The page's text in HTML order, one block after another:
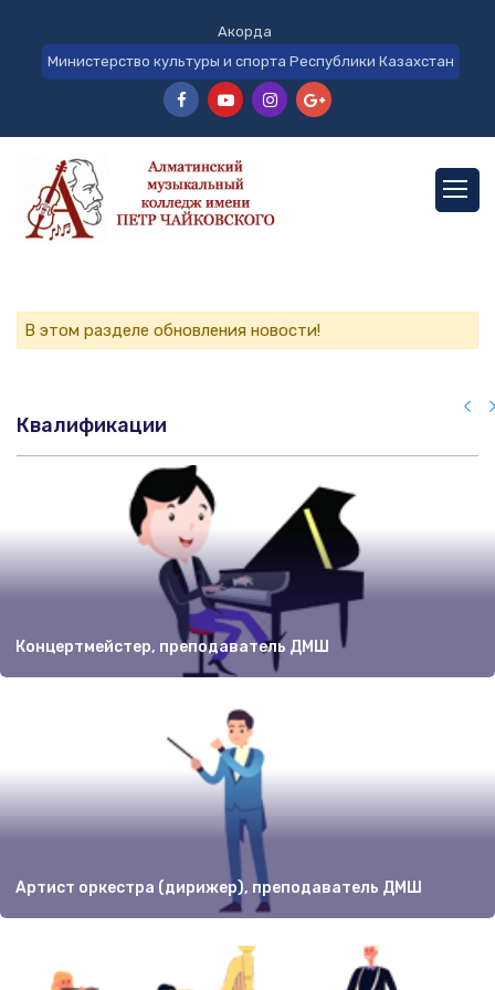
Акорда
Министерство культуры и спорта Республики Казахстан
В этом разделе обновления новости!
Квалификации
Концертмейстер, преподаватель ДМШ
Артист оркестра (дирижер), преподаватель ДМШ